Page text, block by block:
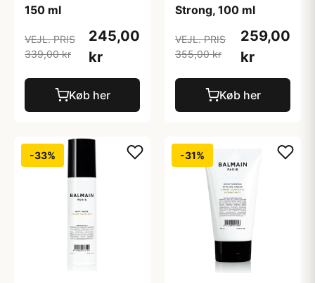
150 ml
VEJL. PRIS
339,00 kr
245,00
kr
Køb her
Strong, 100 ml
VEJL. PRIS
355,00 kr
259,00
kr
Køb her
-33% -31%